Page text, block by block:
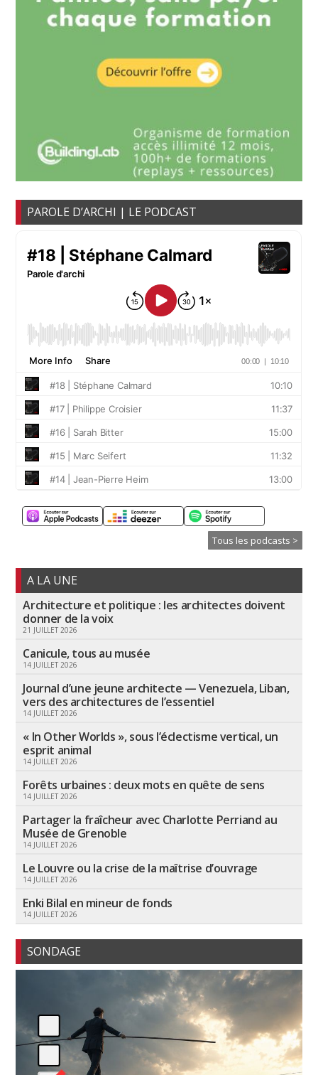
PAROLE D’ARCHI | LE PODCAST
Tous les podcasts >
A LA UNE
Architecture et politique : les architectes doivent
donner de la voix
21 JUILLET 2026
Canicule, tous au musée
14 JUILLET 2026
Journal d’une jeune architecte — Venezuela, Liban,
vers des architectures de l’essentiel
14 JUILLET 2026
« In Other Worlds », sous l’éclectisme vertical, un
esprit animal
14 JUILLET 2026
Forêts urbaines : deux mots en quête de sens
14 JUILLET 2026
Partager la fraîcheur avec Charlotte Perriand au
Musée de Grenoble
14 JUILLET 2026
Le Louvre ou la crise de la maîtrise d’ouvrage
14 JUILLET 2026
Enki Bilal en mineur de fonds
14 JUILLET 2026
SONDAGE